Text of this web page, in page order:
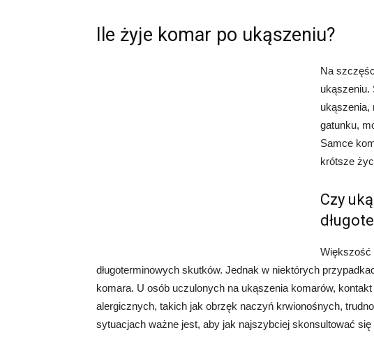
Ile żyje komar po ukąszeniu?
Na
ukąszeniu.
ukąszenia,
gatunku,
Samce
krótsze
Czy
Większość
długoterminowych skutków. Jednak w niektórych
komara. U osób uczulonych na ukąszenia komarów,
alergicznych, takich jak obrzęk naczyń krwionośnych,
sytuacjach ważne jest, aby jak najszybciej skonsultować